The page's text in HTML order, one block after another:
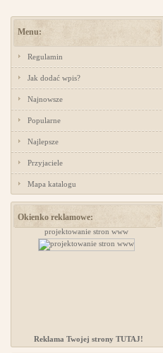
Menu:
Regulamin
Jak dodać wpis?
Najnowsze
Popularne
Najlepsze
Przyjaciele
Mapa katalogu
Okienko reklamowe:
projektowanie stron www
Reklama Twojej strony TUTAJ!